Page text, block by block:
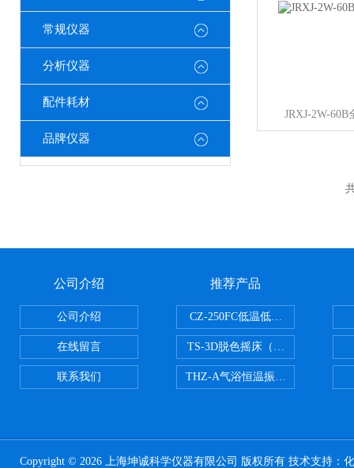
常规仪器
分析仪器
配件耗材
品牌仪器
JRXJ-2W-
公司介绍
公司介绍
在线留言
联系我们
推荐产品
CZ-250FC低温低湿种子储藏柜
TS-3D脱色摇床（三维运动）
THZ-A气浴恒温振荡器
Copyright © 2026 上海坤诚科学仪器有限公司 版权所有 技术支持：